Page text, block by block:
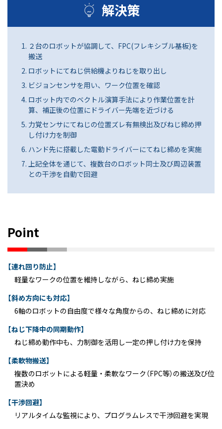
解決策
２台のロボットが協調して、FPC(フレキシブル基板)を
搬送
ロボットにてねじ供給機よりねじを取り出し
ビジョンセンサを用い、ワーク位置を確認
ロボット内でのベクトル演算手法により作業位置を計
算、補正後の位置にドライバー先端を近づける
力覚センサにてねじの位置ズレ有無検出及びねじ締め押
し付け力を制御
ハンド先に搭載した電動ドライバーにてねじ締めを実施
上記全体を通じて、複数台のロボット同士及び周辺装置
との干渉を自動で回避
Point
【連れ回り防止】
軽量なワークの位置を維持しながら、ねじ締め実施
【斜め方向にも対応】
6軸のロボットの自由度で様々な角度からの、ねじ締めに対応
【ねじ下降中の同期動作】
ねじ締め動作中も、力制御を活用し一定の押し付け力を保持
【柔軟物搬送】
複数のロボットによる軽量・柔軟なワーク（FPC等）の搬送及び位
置決め
【干渉回避】
リアルタイムな監視により、プログラムレスで干渉回避を実現